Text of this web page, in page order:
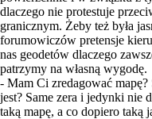
dlaczego nie protestuje
granicznym. Żeby też była
forumowiczów pretensje
nas geodetów dlaczego
patrzymy na własną wygodę.
- Mam Ci zredagować
jest? Same zera i jedynki nie
taką mapę, a co dopiero taką